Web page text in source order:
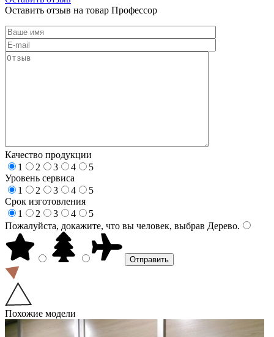
Оставить отзыв на товар Профессор
Качество продукции
1
2 3 4
5
Уровень сервиса
1
2 3 4
5
Срок изготовления
1
2 3 4
5
Пожалуйста, докажите, что вы человек, выбрав Дерево.
Похожие модели